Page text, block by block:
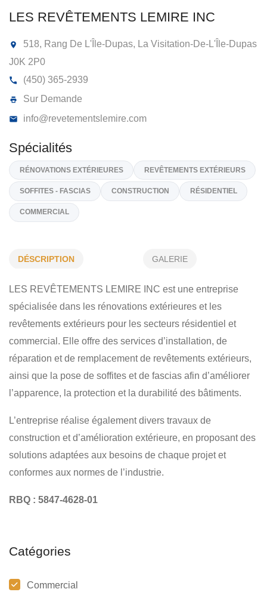
LES REVÊTEMENTS LEMIRE INC
J0K 2P0
(450) 365-2939
Sur Demande
info@revetementslemire.com
SOFFITES - FASCIAS CONSTRUCTION RÉSIDENTIEL
COMMERCIAL
DÉSCRIPTION GALERIE
LES REVÊTEMENTS LEMIRE INC est une entreprise
spécialisée dans les rénovations extérieures et les
revêtements extérieurs pour les secteurs résidentiel et
commercial. Elle offre des services d’installation, de
réparation et de remplacement de revêtements extérieurs,
ainsi que la pose de soffites et de fascias afin d’améliorer
l’apparence, la protection et la durabilité des bâtiments.
L’entreprise réalise également divers travaux de
construction et d’amélioration extérieure, en proposant des
solutions adaptées aux besoins de chaque projet et
conformes aux normes de l’industrie.
RBQ : 5847-4628-01
Catégories
Commercial